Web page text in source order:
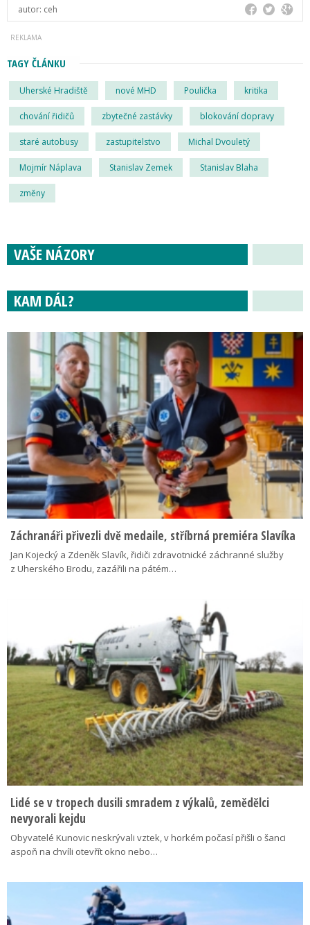
autor: ceh
TAGY ČLÁNKU
Uherské Hradiště nové MHD Poulička kritika
chování řidičů zbytečné zastávky blokování dopravy
staré autobusy zastupitelstvo Michal Dvouletý
Mojmír Náplava Stanislav Zemek Stanislav Blaha
změny
VAŠE NÁZORY
KAM DÁL?
Záchranáři přivezli dvě medaile, stříbrná premiéra Slavíka
Jan Kojecký a Zdeněk Slavík, řidiči zdravotnické záchranné služby
z Uherského Brodu, zazářili na pátém…
Lidé se v tropech dusili smradem z výkalů, zemědělci
nevyorali kejdu
Obyvatelé Kunovic neskrývali vztek, v horkém počasí přišli o šanci
aspoň na chvíli otevřít okno nebo…